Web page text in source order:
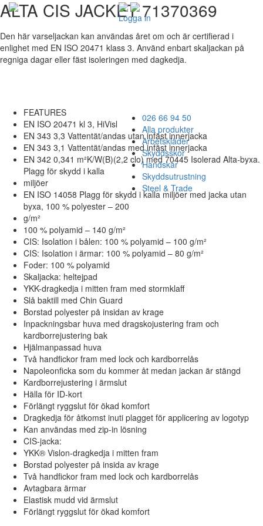
Logga in
026 66 94 50
Alla produkter
Arbetskläder
Skyddsskor
Handskar
Skyddsutrustning
Steel & Trade
ALTA CIS JACKET 71370369
Den här varseljackan kan användas året om och är certifierad i
enlighet med EN ISO 20471 klass 3. Använd enbart skaljackan på
regniga dagar eller fäst isoleringen med dagkedja.
FEATURES
EN ISO 20471 kl 3, HiVisl
EN 343 3,3 Vattentät/andas utan infäst innerjacka
EN 343 3,1 Vattentät/andas med infäst innerjacka
EN 342 0,341 m²K/W(B)(2,2 clo) med 70445 Isolerad Alta-byxa.
Plagg för skydd i kalla
miljöer
EN ISO 14058 Plagg för skydd i kalla miljöer med jacka utan
byxa, 100 % polyester – 200
g/m²
100 % polyamid – 140 g/m²
CIS: Isolation i bålen: 100 % polyamid – 100 g/m²
CIS: Isolation i ärmar: 100 % polyamid – 80 g/m²
Foder: 100 % polyamid
Skaljacka: heltejpad
YKK-dragkedja i mitten fram med stormklaff
Slå baktill med Chin Guard
Borstad polyester på insidan av krage
Inpackningsbar huva med dragskojustering fram och
kardborrejustering bak
Hjälmanpassad huva
Två handfickor fram med lock och kardborrelås
Napoleonficka som du kommer åt medan jackan är stängd
Kardborrejustering i ärmslut
Hälla för ID-kort
Förlängt ryggslut för ökad komfort
Dragkedja för åtkomst inuti plagget för applicering av logotyp
Kan användas med zip-in lösning
CIS-jacka:
YKK® Vislon-dragkedja i mitten fram
Borstad polyester på insida av krage
Två handfickor fram med lock och kardborrelås
Avtagbara ärmar
Elastisk mudd vid ärmslut
Förlängt ryggslut för ökad komfort